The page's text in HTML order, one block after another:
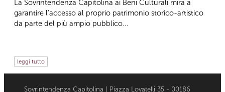
La Sovrintendenza Capitolina ai Beni Culturali mira a
garantire l’accesso al proprio patrimonio storico-artistico
da parte del più ampio pubblico...
leggi tutto
Sovrintendenza Capitolina | Piazza Lovatelli 35 - 00186